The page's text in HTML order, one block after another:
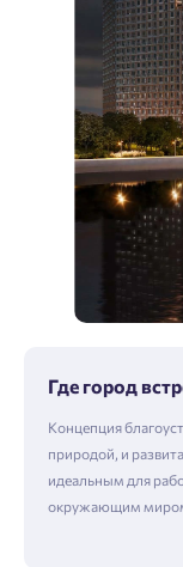
Где город
Концепция
природой, и
идеальным для
окружающим